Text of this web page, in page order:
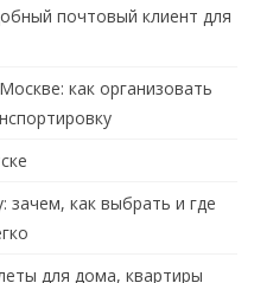
почтовый клиент для
как организовать
зачем, как выбрать и где
для дома, квартиры